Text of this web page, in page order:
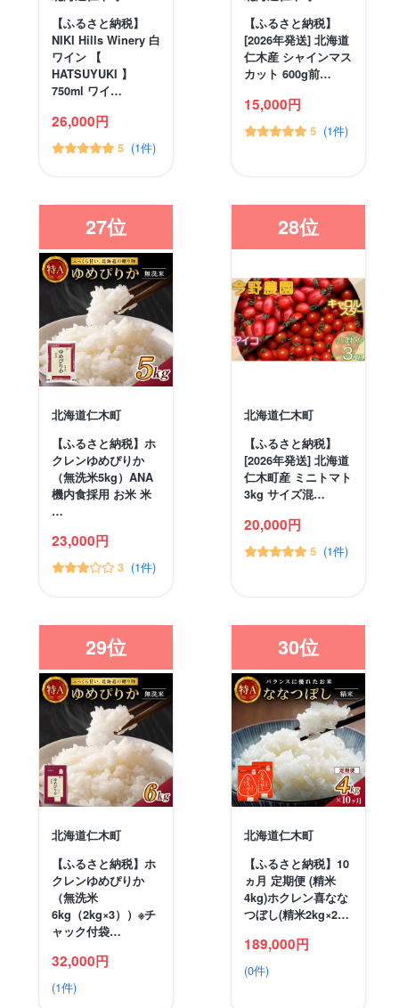
【ふるさと納税】
NIKI Hills Winery 白
ワイン 【
HATSUYUKI 】
750ml ワイ…
26,000円
5 (1件)
【ふるさと納税】
[2026年発送] 北海道
仁木産 シャインマス
カット 600g前…
15,000円
5 (1件)
27位
北海道仁木町
【ふるさと納税】ホ
クレンゆめぴりか
（無洗米5kg）ANA
機内食採用 お米 米
…
23,000円
3 (1件)
28位
北海道仁木町
【ふるさと納税】
[2026年発送] 北海道
仁木町産 ミニトマト
3kg サイズ混…
20,000円
5 (1件)
29位
北海道仁木町
【ふるさと納税】ホ
クレンゆめぴりか
（無洗米
6kg（2kg×3））※チ
ャック付袋…
32,000円
(1件)
30位
北海道仁木町
【ふるさと納税】10
ヵ月 定期便 (精米
4kg)ホクレン喜なな
つぼし(精米2kg×2…
189,000円
(0件)